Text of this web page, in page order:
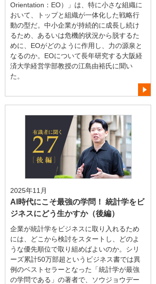
Orientation：EO）」は、特に小さな組織に
おいて、トップと組織が一体化した戦略行
動の型だ。中小企業が持続的に成長し続け
るため、あるいは危機的状況から脱するた
めに、EOがどのように作用し、力の源泉と
なるのか。EOについて長年研究する大阪経
済大学経営学部教授の江島由裕氏に聞い
た。
2025年11月
AI時代にこそ最強の学問！ 統計学をビ
ジネスにどう生かすか（後編）
企業が統計学をビジネスに取り入れるため
には、どこから検討をスタートし、どのよ
うな優先順位で取り組めばよいのか。シリ
ーズ累計50万部超というビジネス書では異
例のベストセラーとなった「統計学が最強
の学問である」の著者で、ソウジョウデー